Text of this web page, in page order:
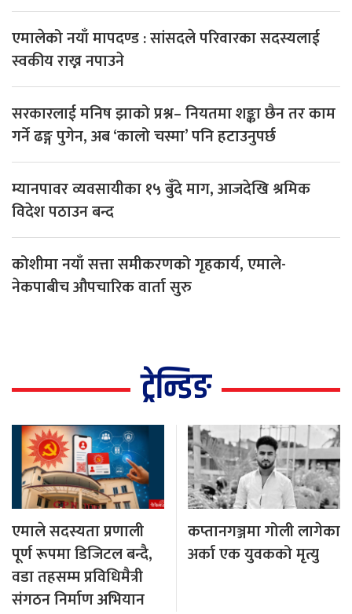
एमालेको नयाँ मापदण्ड : सांसदले परिवारका सदस्यलाई
स्वकीय राख्न नपाउने
सरकारलाई मनिष झाको प्रश्न– नियतमा शङ्का छैन तर काम
गर्ने ढङ्ग पुगेन, अब ‘कालो चस्मा’ पनि हटाउनुपर्छ
म्यानपावर व्यवसायीका १५ बुँदे माग, आजदेखि श्रमिक
विदेश पठाउन बन्द
कोशीमा नयाँ सत्ता समीकरणको गृहकार्य, एमाले-
नेकपाबीच औपचारिक वार्ता सुरु
ट्रेन्डिङ
एमाले सदस्यता प्रणाली
पूर्ण रूपमा डिजिटल बन्दै,
वडा तहसम्म प्रविधिमैत्री
संगठन निर्माण अभियान
कप्तानगञ्जमा गोली लागेका
अर्का एक युवकको मृत्यु